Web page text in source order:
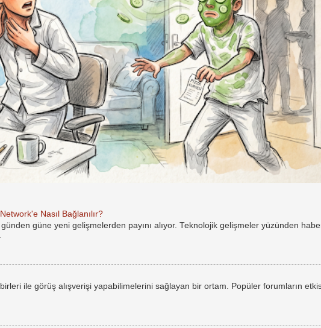
Nasıl Bağlanılır?
güne yeni gelişmelerden payını alıyor. Teknolojik gelişmeler yüzünden
ile görüş alışverişi yapabilimelerini sağlayan bir ortam. Popüler forumların